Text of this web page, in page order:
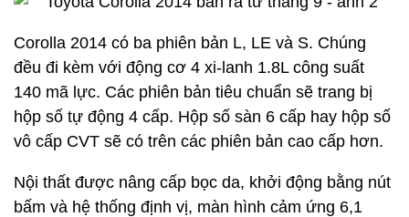
Corolla 2014 có ba phiên bản L, LE và S. Chúng
đều đi kèm với động cơ 4 xi-lanh 1.8L công suất
140 mã lực. Các phiên bản tiêu chuẩn sẽ trang bị
hộp số tự động 4 cấp. Hộp số sàn 6 cấp hay hộp số
vô cấp CVT sẽ có trên các phiên bản cao cấp hơn.
Nội thất được nâng cấp bọc da, khởi động bằng nút
bấm và hệ thống định vị, màn hình cảm ứng 6,1